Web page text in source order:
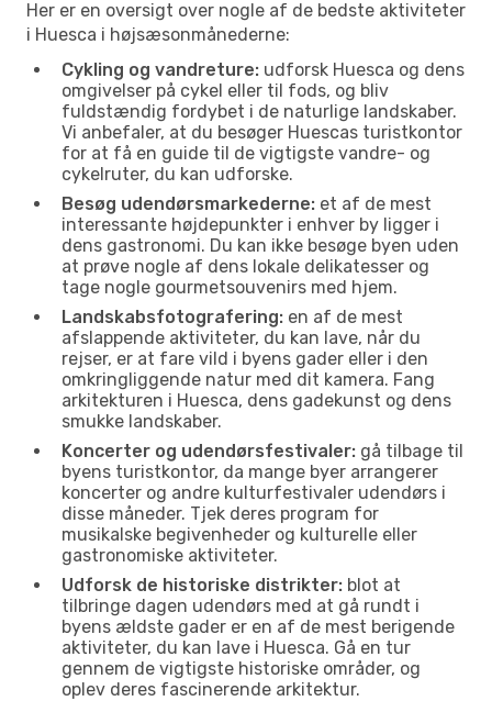
Her er en oversigt over nogle af de bedste aktiviteter
i Huesca i højsæsonmånederne:
Cykling og vandreture: udforsk Huesca og dens
omgivelser på cykel eller til fods, og bliv
fuldstændig fordybet i de naturlige landskaber.
Vi anbefaler, at du besøger Huescas turistkontor
for at få en guide til de vigtigste vandre- og
cykelruter, du kan udforske.
Besøg udendørsmarkederne: et af de mest
interessante højdepunkter i enhver by ligger i
dens gastronomi. Du kan ikke besøge byen uden
at prøve nogle af dens lokale delikatesser og
tage nogle gourmetsouvenirs med hjem.
Landskabsfotografering: en af de mest
afslappende aktiviteter, du kan lave, når du
rejser, er at fare vild i byens gader eller i den
omkringliggende natur med dit kamera. Fang
arkitekturen i Huesca, dens gadekunst og dens
smukke landskaber.
Koncerter og udendørsfestivaler: gå tilbage til
byens turistkontor, da mange byer arrangerer
koncerter og andre kulturfestivaler udendørs i
disse måneder. Tjek deres program for
musikalske begivenheder og kulturelle eller
gastronomiske aktiviteter.
Udforsk de historiske distrikter: blot at
tilbringe dagen udendørs med at gå rundt i
byens ældste gader er en af de mest berigende
aktiviteter, du kan lave i Huesca. Gå en tur
gennem de vigtigste historiske områder, og
oplev deres fascinerende arkitektur.